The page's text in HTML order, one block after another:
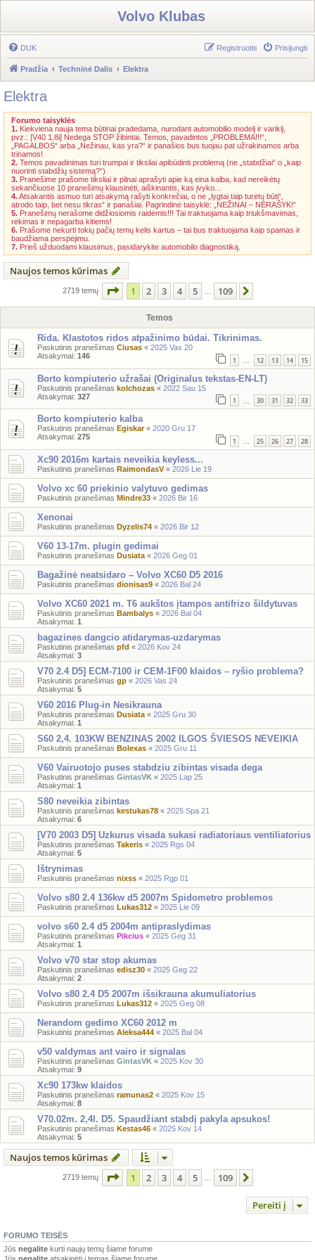
Volvo Klubas
DUK Prisijungti
Registruotis
Pradžia Techninė Dalis Elektra
Elektra
Forumo taisyklės
1. Kiekviena nauja tema būtinai pradedama, nurodant automobilio modelį ir variklį,
pvz.: [V40 1,8i] Nedega STOP žibintai. Temos, pavadintos „PROBLEMA!!!“,
„PAGALBOS“ arba „Nežinau, kas yra?“ ir panašios bus tuojau pat užrakinamos arba
trinamos!
2. Temos pavadinimas turi trumpai ir tiksliai apibūdinti problemą (ne „stabdžiai“ o „kaip
nuorinti stabdžių sistemą?“)
3. Pranešime prašome tiksliai ir pilnai aprašyti apie ką eina kalba, kad nereikėtų
sekančiuose 10 pranešimų klausinėti, aiškinantis, kas įvyko...
4.Atsakantis asmuo turi atsakymą rašyti konkrečiai, o ne „lygtai taip turėtų būti“,
atrodo taip, bet nesu tikras“ ir panašiai. Pagrindinė taisyklė: „NEŽINAI – NERAŠYK!“
5. Pranešimų nerašome didžiosiomis raidėmis!!! Tai traktuojama kaip triukšmavimas,
rėkimas ir nepagarba kitiems!
6. Prašome nekurti tokių pačių temų kelis kartus – tai bus traktuojama kaip spamas ir
baudžiama perspėjimu.
7. Prieš užduodami klausimus, pasidarykite automobilo diagnostiką.
Naujos temos kūrimas
2719 temų Puslapis 1iš 109
1 2 3 4 5 109
Temos
Rida. Klastotos ridos atpažinimo būdai. Tikrinimas.
Paskutinis pranešimas Ciusas « 2025 Vas 20
Atsakymai: 146 1 … 12 13 14 15
Borto kompiuterio užrašai (Originalus tekstas-EN-LT)
Paskutinis pranešimas kolchozas « 2022 Sau 15
Atsakymai: 327 1 30 31 32 33
Borto kompiuterio kalba
Paskutinis pranešimas Egiskar« 2020 Gru 17
Atsakymai: 275 1 … 25 26 27 28
Xc90 2016m kartais neveikia keyless...
Paskutinis pranešimas RaimondasV« 2026 Lie 19
Volvo xc 60 priekinio valytuvo gedimas
Paskutinis pranešimas Mindre33 « 2026 Bir 16
Xenonai
Paskutinis pranešimas Dyzelis74 « 2026 Bir 12
V60 13-17m. plugin gedimai
Paskutinis pranešimas Dusiata « 2026 Geg 01
Bagažinė neatsidaro – Volvo XC60 D5 2016
Paskutinis pranešimas dionisas9 « 2026 Bal 24
Volvo XC60 2021 m. T6 aukštos įtampos antifrizo šildytuvas
Paskutinis pranešimas Bambalys « 2026 Bal 04
Atsakymai: 1
bagazines dangcio atidarymas-uzdarymas
Paskutinis pranešimas pfd « 2026 Kov 24
Atsakymai: 3
V70 2.4 D5] ECM-7100 ir CEM-1F00 klaidos – ryšio problema?
Paskutinis pranešimas gp « 2026 Vas 24
Atsakymai: 5
V60 2016 Plug-in Nesikrauna
Paskutinis pranešimas Dusiata « 2025 Gru 30
Atsakymai: 1
S60 2,4. 103KW BENZINAS 2002 ILGOS ŠVIESOS NEVEIKIA
Paskutinis pranešimas Bolexas « 2025 Gru 11
V60 Vairuotojo puses stabdziu zibintas visada dega
Paskutinis pranešimas GintasVK « 2025 Lap 25
Atsakymai: 1
S80 neveikia zibintas
Paskutinis pranešimas kestukas78 « 2025 Spa 21
Atsakymai: 6
[V70 2003 D5] Uzkurus visada sukasi radiatoriaus ventiliatorius
Paskutinis pranešimas Takeris « 2025 Rgs 04
Atsakymai: 5
Ištrynimas
Paskutinis pranešimas nixss « 2025 Rgp 01
Volvo s80 2.4 136kw d5 2007m Spidometro problemos
Paskutinis pranešimas Lukas312 « 2025 Lie 09
volvo s60 2.4 d5 2004m antipraslydimas
Paskutinis pranešimas Pikcius « 2025 Geg 31
Atsakymai: 1
Volvo v70 star stop akumas
Paskutinis pranešimas edisz30 « 2025 Geg 22
Atsakymai: 2
Volvo s80 2.4 D5 2007m išsikrauna akumuliatorius
Paskutinis pranešimas Lukas312 « 2025 Geg 08
Nerandom gedimo XC60 2012 m
Paskutinis pranešimas Aleksa444 « 2025 Bal 04
v50 valdymas ant vairo ir signalas
Paskutinis pranešimas GintasVK « 2025 Kov 30
Atsakymai: 9
Xc90 173kw klaidos
Paskutinis pranešimas ramunas2 « 2025 Kov 15
Atsakymai: 8
V70.02m. 2,4l. D5. Spaudžiant stabdį pakyla apsukos!
Paskutinis pranešimas Kestas46 « 2025 Kov 14
Atsakymai: 5
Naujos temos kūrimas
2719 temų Puslapis 1iš 109
1 2 3 4 5 109
Pereiti į
FORUMO TEISĖS
Jūs negalite kurti naujų temų šiame forume